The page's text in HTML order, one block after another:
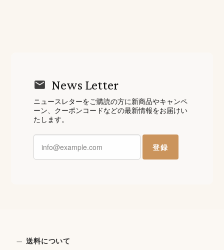
News Letter
ニュースレターをご購読の方に新商品やキャンペ
ーン、クーポンコードなどの最新情報をお届けい
たします。
登録
送料について